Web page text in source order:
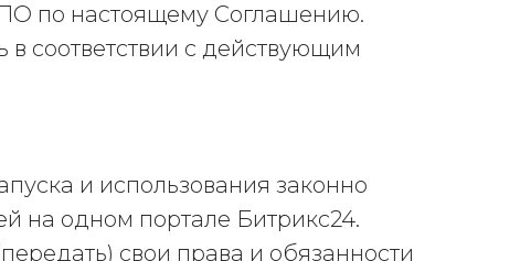
по настоящему Соглашению.
в соответствии с действующим
и использования законно
на одном портале Битрикс24.
свои права и обязанности